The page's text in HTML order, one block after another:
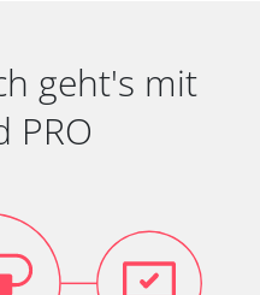
geht's mit
PRO